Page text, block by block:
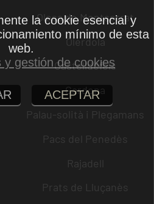
Olesa de Montserrat
Olèrdola
Castelldefels
Cardona
Palau-solità i Plegamans
Pacs del Penedès
Rajadell
Prats de Lluçanès
la cookie esencial y
mínimo de esta
web.
y gestión de cookies
ACEPTAR